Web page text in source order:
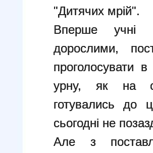
"Дитячих мрій".
Вперше учні
дорослими,
проголосувати
урну, як на
готувались до
сьогодні не
Але з